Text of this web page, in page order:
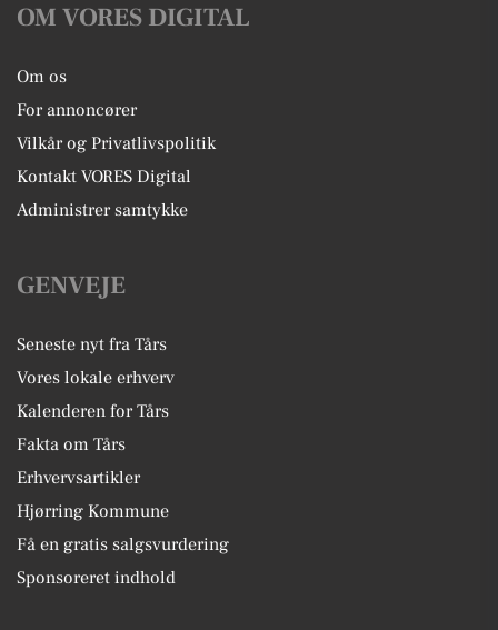
OM VORES DIGITAL
Om os
For annoncører
Vilkår og Privatlivspolitik
Kontakt VORES Digital
Administrer samtykke
GENVEJE
Seneste nyt fra Tårs
Vores lokale erhverv
Kalenderen for Tårs
Fakta om Tårs
Erhvervsartikler
Hjørring Kommune
Få en gratis salgsvurdering
Sponsoreret indhold